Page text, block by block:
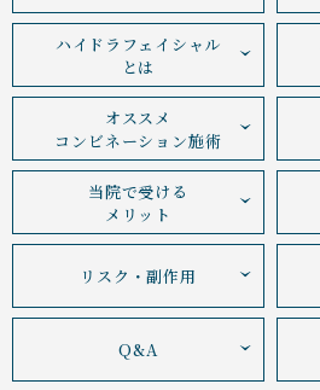
ハイドラフェイシャル
とは
オススメ
コンビネーション施術
当院で受ける
メリット
リスク・副作用
Q&A